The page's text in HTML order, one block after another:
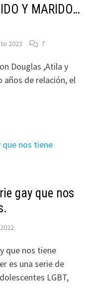
Y MARIDO…
2023 7
Douglas ,Atila y
años de relación, el
gay que nos
que nos tiene
es una serie de
LGBT,